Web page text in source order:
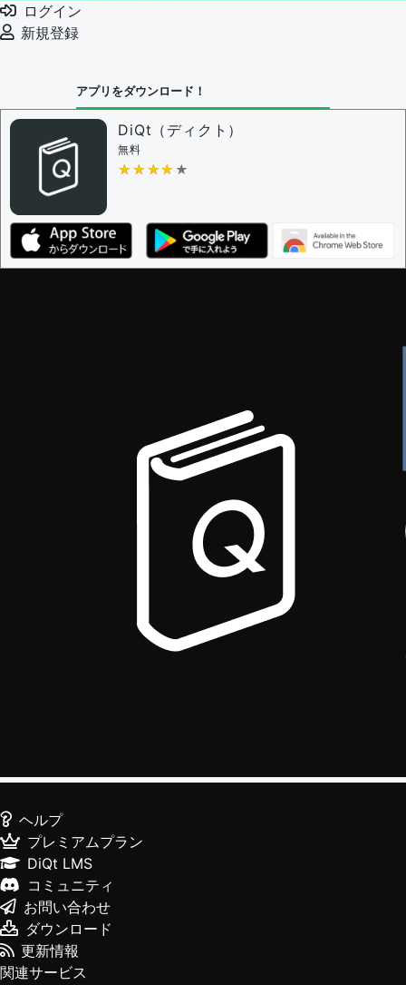
ログイン
新規登録
アプリをダウンロード！
DiQt（ディクト）
無料
★★★★★
★★★★★
ヘルプ
プレミアムプラン
DiQt LMS
コミュニティ
お問い合わせ
ダウンロード
更新情報
関連サービス